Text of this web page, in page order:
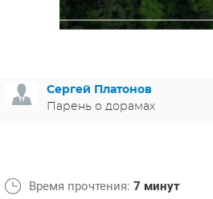
Сергей Платонов
Парень о дорамах
Время прочтения: 7 минут